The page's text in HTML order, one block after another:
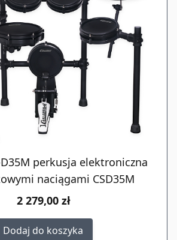
perkusja elektroniczna
naciągami CSD35M
2 279,00 zł
Dodaj do koszyka